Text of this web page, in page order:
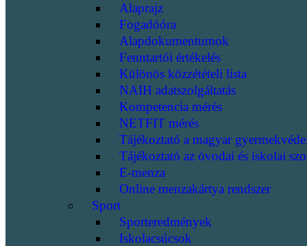
Alaprajz
Fogadóóra
Alapdokumentumok
Fenntartói értékelés
Különös közzétételi lista
NAIH adatszolgáltatás
Kompetencia mérés
NETFIT mérés
Tájékoztató a magyar
Tájékoztató az óvodai és iskolai
E-menza
Online menzakártya rendszer
Sport
Sporteredmények
Iskolacsúcsok